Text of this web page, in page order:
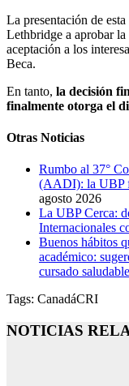
La presentación de
Lethbridge a aprobar
aceptación a los
Beca.
En tanto, la decisión
finalmente otorga el
Otras Noticias
Rumbo al 37°
(AADI): la UBP
agosto 2026
La UBP Cerca:
Internacionales
Buenos hábitos
académico:
cursado saludable
Tags: CanadáCRI
NOTICIAS